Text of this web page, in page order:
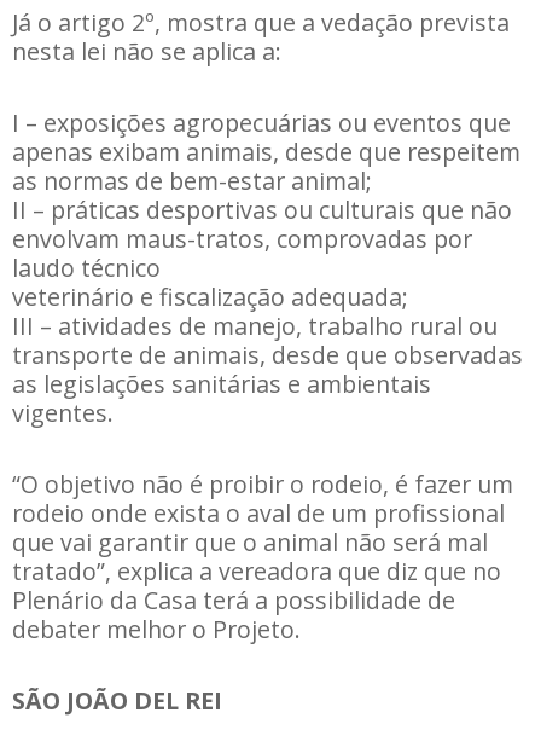
Já o artigo 2º, mostra que a vedação prevista
nesta lei não se aplica a:
I – exposições agropecuárias ou eventos que
apenas exibam animais, desde que respeitem
as normas de bem-estar animal;
II – práticas desportivas ou culturais que não
envolvam maus-tratos, comprovadas por
laudo técnico
veterinário e fiscalização adequada;
III – atividades de manejo, trabalho rural ou
transporte de animais, desde que observadas
as legislações sanitárias e ambientais
vigentes.
“O objetivo não é proibir o rodeio, é fazer um
rodeio onde exista o aval de um profissional
que vai garantir que o animal não será mal
tratado”, explica a vereadora que diz que no
Plenário da Casa terá a possibilidade de
debater melhor o Projeto.
SÃO JOÃO DEL REI